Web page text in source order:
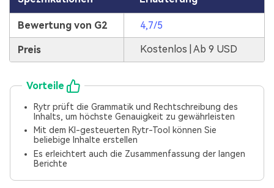
Bewertung von G2 4,7/5
Preis Kostenlos | Ab 9 USD
Vorteile
Rytr prüft die Grammatik und Rechtschreibung des
Inhalts, um höchste Genauigkeit zu gewährleisten
Mit dem KI-gesteuerten Rytr-Tool können Sie
beliebige Inhalte erstellen
Es erleichtert auch die Zusammenfassung der langen
Berichte